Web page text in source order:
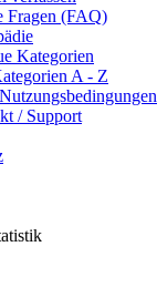
Fragen (FAQ)
Kategorien
A - Z
Nutzungsbedingungen
/ Support